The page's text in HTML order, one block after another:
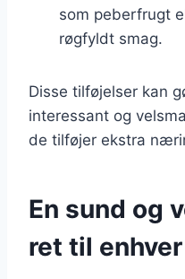
som peberfrugt
røgfyldt smag.
Disse tilføjelser kan
interessant og
de tilføjer ekstra
En sund og
ret til